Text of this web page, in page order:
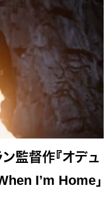
ン監督作『オデュ
I’m Home」